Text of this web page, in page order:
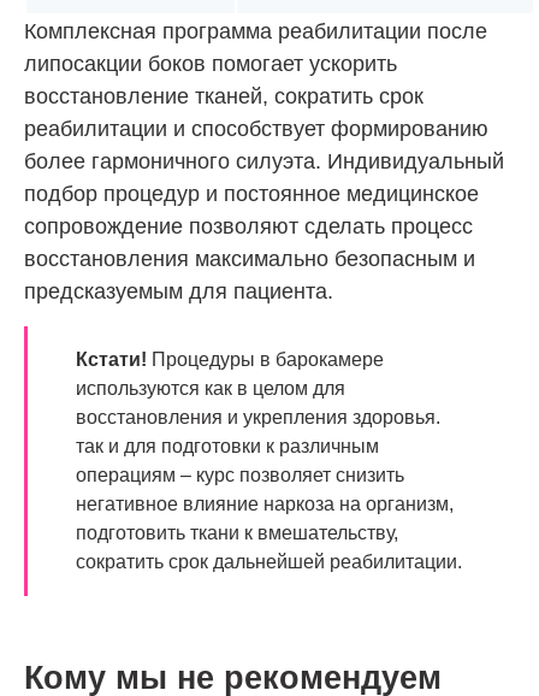
Комплексная программа реабилитации после
липосакции боков помогает ускорить
восстановление тканей, сократить срок
реабилитации и способствует формированию
более гармоничного силуэта. Индивидуальный
подбор процедур и постоянное медицинское
сопровождение позволяют сделать процесс
восстановления максимально безопасным и
предсказуемым для пациента.
Кстати! Процедуры в барокамере
используются как в целом для
восстановления и укрепления здоровья.
так и для подготовки к различным
операциям – курс позволяет снизить
негативное влияние наркоза на организм,
подготовить ткани к вмешательству,
сократить срок дальнейшей реабилитации.
Кому мы не рекомендуем